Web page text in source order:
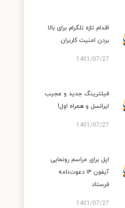
اقدام تازه تلگرام برای بالا
بردن امنیت کاربران
1401/07/27
فیلترینگ جدید و عجیب
ایرانسل و همراه اول!
1401/07/27
اپل برای مراسم رونمایی
آیفون ۱۴ دعوت‌نامه
فرستاد
1401/07/27